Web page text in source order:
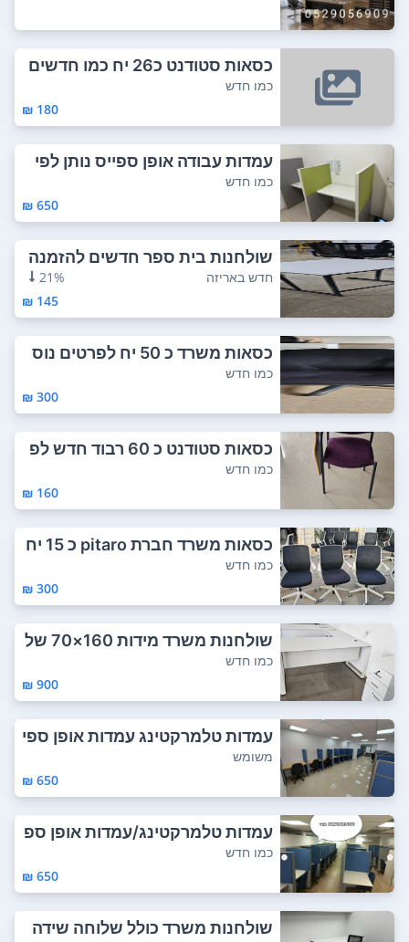
כסאות סטודנט כ26 יח כמו חדשים
כמו חדש
180 ₪
עמדות עבודה אופן ספייס נותן לפי
מידה לפ...
כמו חדש
650 ₪
שולחנות בית ספר חדשים להזמנה
צר קשר 052-...
חדש באריזה
21%
145 ₪
כסאות משרד כ 50 יח לפרטים נוס
פים 052-90...
כמו חדש
300 ₪
כסאות סטודנט כ 60 רבוד חדש לפ
רטים נוספי...
כמו חדש
160 ₪
כסאות משרד חברת pitaro כ 15 יח
לפרטים ...
כמו חדש
300 ₪
שולחנות משרד מידות 160×70 של
וחה 70×45 זמ...
כמו חדש
900 ₪
עמדות טלמרקטינג עמדות אופן ספי
יס עמדות ...
משומש
650 ₪
עמדות טלמרקטינג/עמדות אופן ספ
ייס נותן לפ...
כמו חדש
650 ₪
שולחנות משרד כולל שלוחה שידה